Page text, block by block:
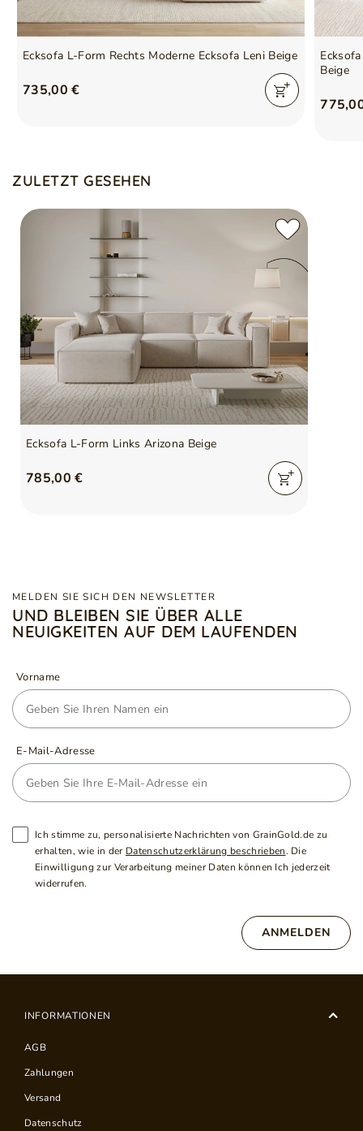
Ecksofa L-Form Rechts Moderne Ecksofa Leni Beige
735,00 €
Beige
ZULETZT GESEHEN
Ecksofa L-Form Links Arizona Beige
785,00 €
MELDEN SIE SICH DEN NEWSLETTER
UND BLEIBEN SIE ÜBER ALLE
NEUIGKEITEN AUF DEM LAUFENDEN
Vorname
E-Mail-Adresse
Ich stimme zu, personalisierte Nachrichten von GrainGold.de zu
erhalten, wie in der Datenschutzerklärung beschrieben. Die
Einwilligung zur Verarbeitung meiner Daten können Ich jederzeit
widerrufen.
ANMELDEN
INFORMATIONEN
AGB
Zahlungen
Versand
Datenschutz